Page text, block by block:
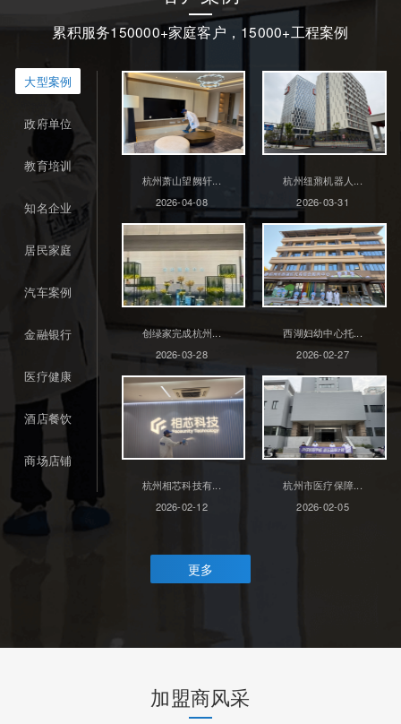
累积服务150000+家庭客户，15000+工程案例
大型案例
政府单位
教育培训
知名企业
居民家庭
汽车案例
金融银行
医疗健康
酒店餐饮
商场店铺
杭州萧山望阙轩...
2026-04-08
杭州纽鼐机器人...
2026-03-31
创绿家完成杭州...
2026-03-28
西湖妇幼中心托...
2026-02-27
杭州相芯科技有...
2026-02-12
杭州市医疗保障...
2026-02-05
更多
加盟商风采